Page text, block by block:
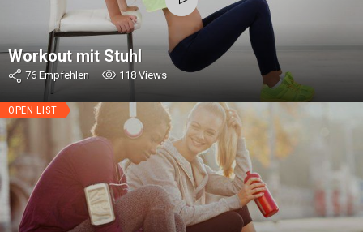
Workout mit Stuhl
76Empfehlen 118Views
OPEN LIST